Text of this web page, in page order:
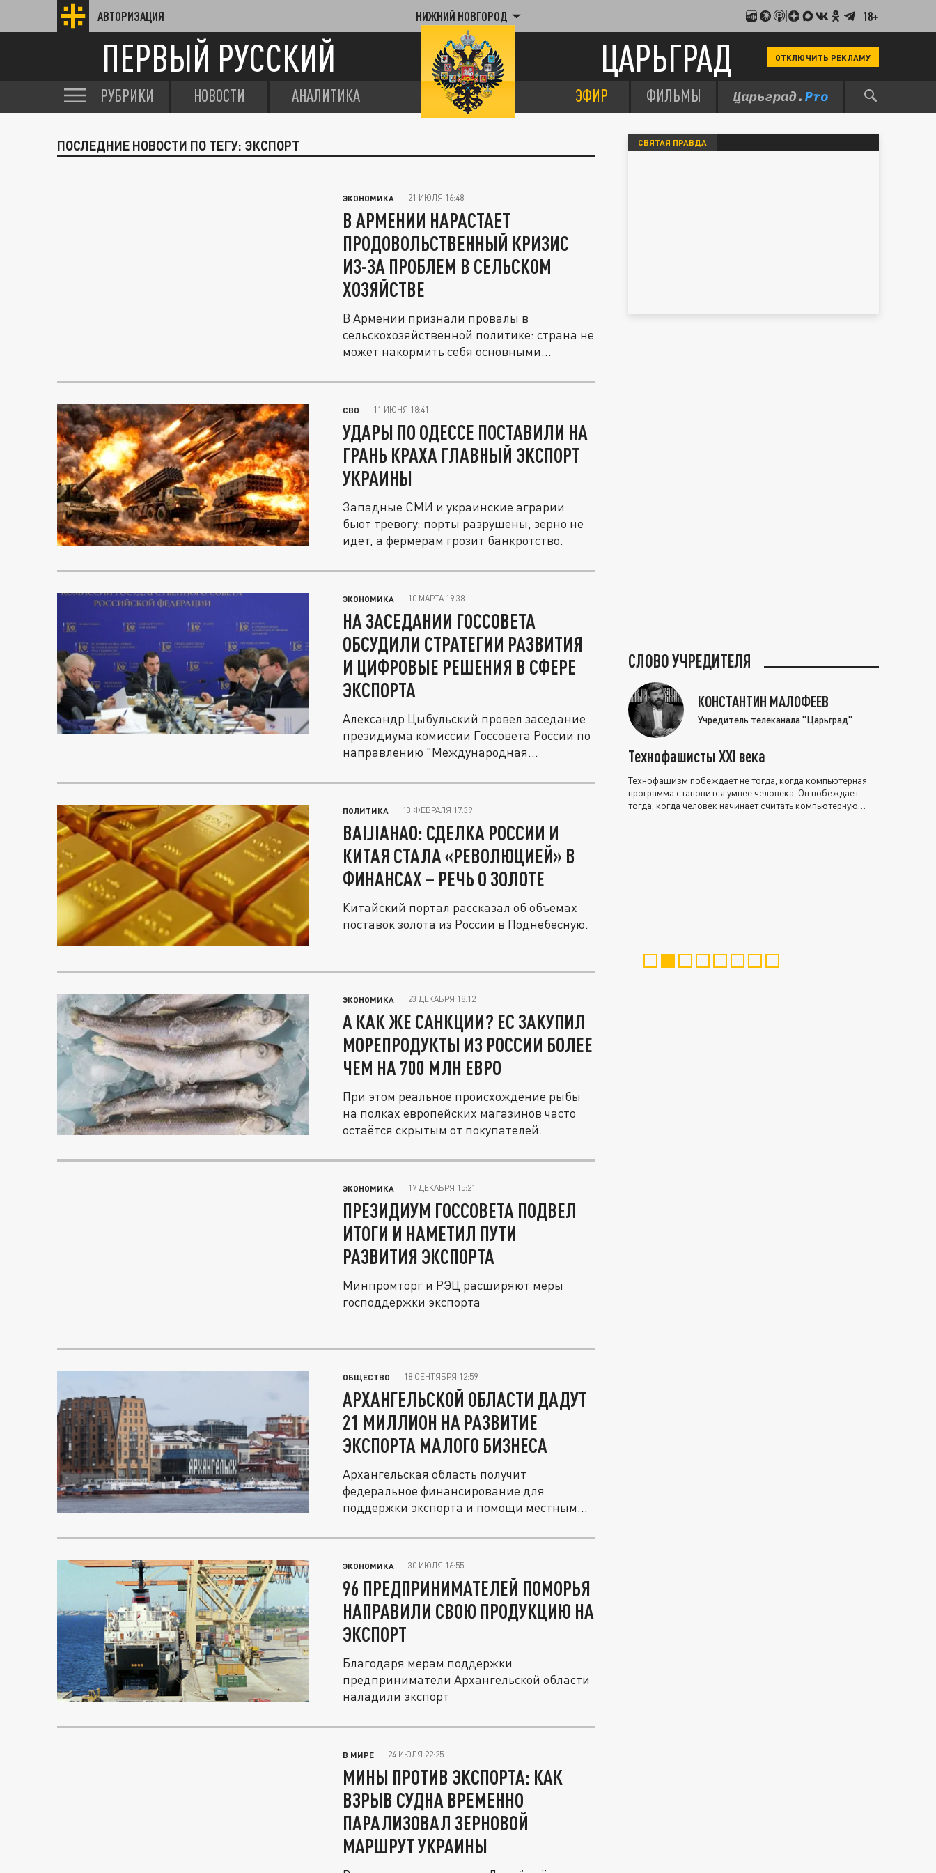
АВТОРИЗАЦИЯ НИЖНИЙ НОВГОРОД 18+
ПЕРВЫЙ РУССКИЙ ЦАРЬГРАД ОТКЛЮЧИТЬ РЕКЛАМУ
РУБРИКИ НОВОСТИ АНАЛИТИКА ЭФИР ФИЛЬМЫ
ПОСЛЕДНИЕ НОВОСТИ ПО ТЕГУ: ЭКСПОРТ
ЭКОНОМИКА 21 ИЮЛЯ 16:48
В АРМЕНИИ НАРАСТАЕТ
ПРОДОВОЛЬСТВЕННЫЙ КРИЗИС
ИЗ-ЗА ПРОБЛЕМ В СЕЛЬСКОМ
ХОЗЯЙСТВЕ
В Армении признали провалы в
сельскохозяйственной политике: страна не
может накормить себя основными...
СВО 11 ИЮНЯ 18:41
УДАРЫ ПО ОДЕССЕ ПОСТАВИЛИ НА
ГРАНЬ КРАХА ГЛАВНЫЙ ЭКСПОРТ
УКРАИНЫ
Западные СМИ и украинские аграрии
бьют тревогу: порты разрушены, зерно не
идет, а фермерам грозит банкротство.
ЭКОНОМИКА 10 МАРТА 19:38
НА ЗАСЕДАНИИ ГОССОВЕТА
ОБСУДИЛИ СТРАТЕГИИ РАЗВИТИЯ
И ЦИФРОВЫЕ РЕШЕНИЯ В СФЕРЕ
ЭКСПОРТА
Александр Цыбульский провел заседание
президиума комиссии Госсовета России по
направлению "Международная...
ПОЛИТИКА 13 ФЕВРАЛЯ 17:39
BAIJIAHAO: СДЕЛКА РОССИИ И
КИТАЯ СТАЛА «РЕВОЛЮЦИЕЙ» В
ФИНАНСАХ – РЕЧЬ О ЗОЛОТЕ
Китайский портал рассказал об объемах
поставок золота из России в Поднебесную.
ЭКОНОМИКА 23 ДЕКАБРЯ 18:12
А КАК ЖЕ САНКЦИИ? ЕС ЗАКУПИЛ
МОРЕПРОДУКТЫ ИЗ РОССИИ БОЛЕЕ
ЧЕМ НА 700 МЛН ЕВРО
При этом реальное происхождение рыбы
на полках европейских магазинов часто
остаётся скрытым от покупателей.
ЭКОНОМИКА 17 ДЕКАБРЯ 15:21
ПРЕЗИДИУМ ГОССОВЕТА ПОДВЕЛ
ИТОГИ И НАМЕТИЛ ПУТИ
РАЗВИТИЯ ЭКСПОРТА
Минпромторг и РЭЦ расширяют меры
господдержки экспорта
ОБЩЕСТВО 18 СЕНТЯБРЯ 12:59
АРХАНГЕЛЬСКОЙ ОБЛАСТИ ДАДУТ
21 МИЛЛИОН НА РАЗВИТИЕ
ЭКСПОРТА МАЛОГО БИЗНЕСА
Архангельская область получит
федеральное финансирование для
поддержки экспорта и помощи местным...
ЭКОНОМИКА 30 ИЮЛЯ 16:55
96 ПРЕДПРИНИМАТЕЛЕЙ ПОМОРЬЯ
НАПРАВИЛИ СВОЮ ПРОДУКЦИЮ НА
ЭКСПОРТ
Благодаря мерам поддержки
предприниматели Архангельской области
наладили экспорт
В МИРЕ 24 ИЮЛЯ 22:25
МИНЫ ПРОТИВ ЭКСПОРТА: КАК
ВЗРЫВ СУДНА ВРЕМЕННО
ПАРАЛИЗОВАЛ ЗЕРНОВОЙ
МАРШРУТ УКРАИНЫ
СВЯТАЯ ПРАВДА
СЛОВО УЧРЕДИТЕЛЯ
КОНСТАНТИН МАЛОФЕЕВ
Учредитель телеканала "Царьград"
Технофашисты XXI века
Технофашизм побеждает не тогда, когда компьютерная
программа становится умнее человека. Он побеждает
тогда, когда человек начинает считать компьютерную